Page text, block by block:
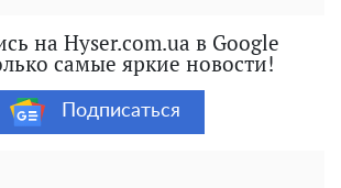
на Hyser.com.ua в Google
самые яркие новости!
Подписаться